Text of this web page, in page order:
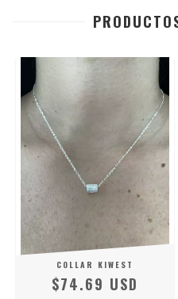
COLLAR KIWEST
$74.69 USD